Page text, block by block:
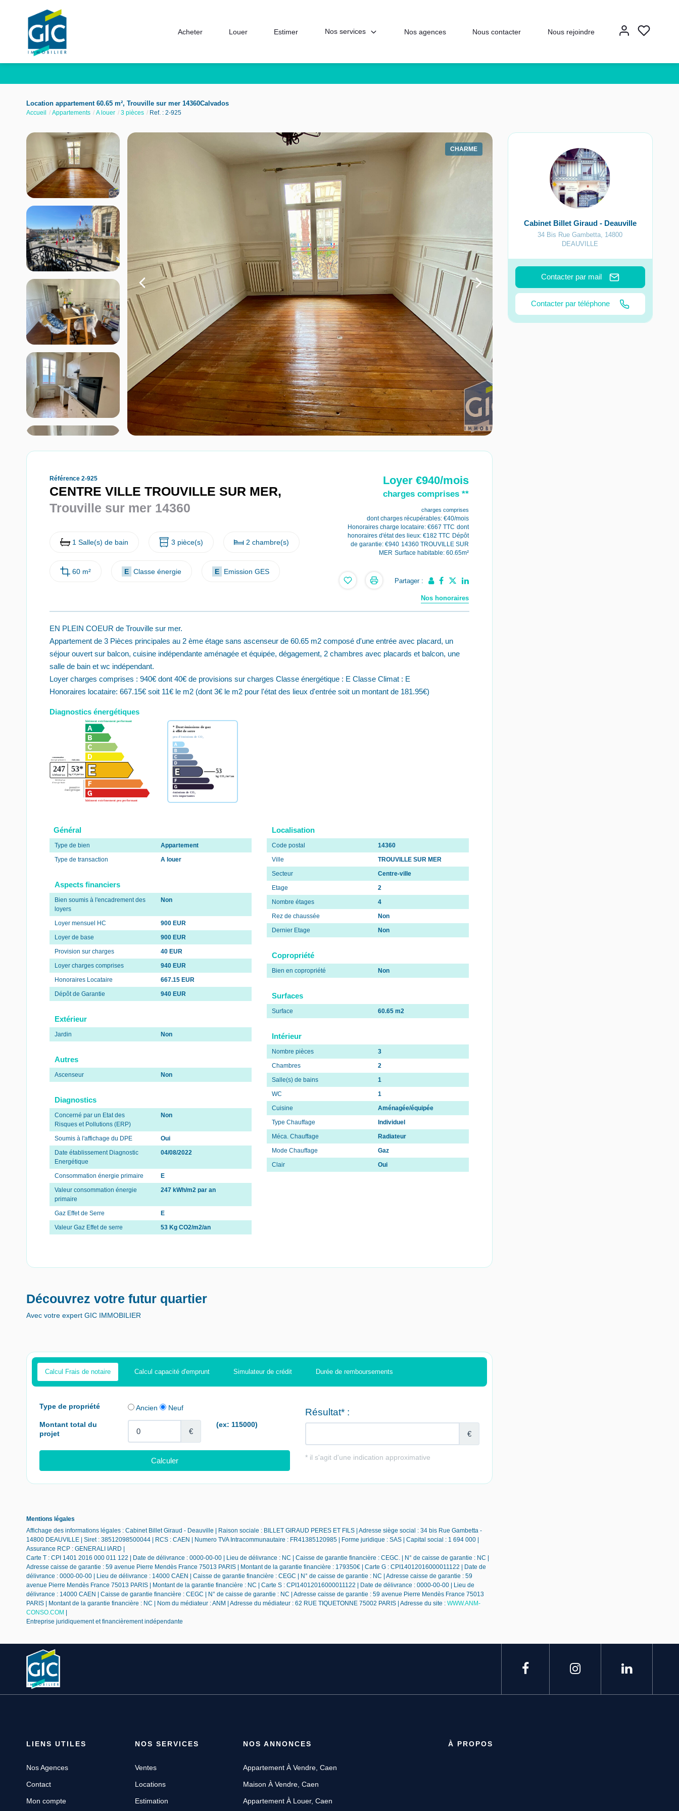
Acheter Louer Estimer Nos services Nos agences Nous contacter Nous rejoindre
Location appartement 60.65 m², Trouville sur mer 14360Calvados
Accueil Appartements A louer 3 pièces Ref. : 2-925
CHARME
Référence 2-925
CENTRE VILLE TROUVILLE SUR MER,
Trouville sur mer 14360
1 Salle(s) de bain 3 pièce(s) 2 chambre(s)
60 m² E Classe énergie E Emission GES
Loyer €940/mois
charges comprises **
charges comprises
dont charges récupérables: €40/mois
Honoraires charge locataire: €667 TTC dont
honoraires d'état des lieux: €182 TTC Dépôt
de garantie: €940 14360 TROUVILLE SUR
MER Surface habitable: 60.65m²
Partager :
Nos honoraires
EN PLEIN COEUR de Trouville sur mer.
Appartement de 3 Pièces principales au 2 ème étage sans ascenseur de 60.65 m2 composé d'une entrée avec placard, un
séjour ouvert sur balcon, cuisine indépendante aménagée et équipée, dégagement, 2 chambres avec placards et balcon, une
salle de bain et wc indépendant.
Loyer charges comprises : 940€ dont 40€ de provisions sur charges Classe énergétique : E Classe Climat : E
Honoraires locataire: 667.15€ soit 11€ le m2 (dont 3€ le m2 pour l'état des lieux d'entrée soit un montant de 181.95€)
Diagnostics énergétiques
Général
Type de bien
Appartement
Type de transaction
A louer
Localisation
Code postal
14360
Ville
TROUVILLE SUR MER
Secteur
Centre-ville
Etage
2
Nombre étages
4
Rez de chaussée
Non
Dernier Etage
Non
Aspects financiers
Bien soumis à l'encadrement des
loyers
Non
Loyer mensuel HC
900 EUR
Loyer de base
900 EUR
Provision sur charges
40 EUR
Loyer charges comprises
940 EUR
Honoraires Locataire
667.15 EUR
Dépôt de Garantie
940 EUR
Copropriété
Bien en copropriété Non
Surfaces
Surface 60.65 m2
Extérieur
Jardin Non Intérieur
Nombre pièces
3
Chambres
2
Salle(s) de bains
1
WC
1
Cuisine
Aménagée/équipée
Type Chauffage
Individuel
Méca. Chauffage
Radiateur
Mode Chauffage
Gaz
Clair
Oui
Autres
Ascenseur Non
Diagnostics
Concerné par un Etat des
Risques et Pollutions (ERP)
Non
Soumis à l'affichage du DPE
Oui
Date établissement Diagnostic
Energétique
04/08/2022
Consommation énergie primaire
E
Valeur consommation énergie
primaire
247 kWh/m2 par an
Gaz Effet de Serre
E
Valeur Gaz Effet de serre
53 Kg CO2/m2/an
Découvrez votre futur quartier
Avec votre expert GIC IMMOBILIER
Calcul Frais de notaire Calcul capacité d'emprunt Simulateur de crédit Durée de remboursements
Cabinet Billet Giraud - Deauville
34 Bis Rue Gambetta, 14800
DEAUVILLE
Contacter par mail
Contacter par téléphone
Mentions légales
Affichage des informations légales : Cabinet Billet Giraud - Deauville | Raison sociale : BILLET GIRAUD PERES ET FILS | Adresse siège social : 34 bis Rue Gambetta -
14800 DEAUVILLE | Siret : 38512098500044 | RCS : CAEN | Numero TVA Intracommunautaire : FR41385120985 | Forme juridique : SAS | Capital social : 1 694 000 |
Assurance RCP : GENERALI IARD |
Carte T : CPI 1401 2016 000 011 122 | Date de délivrance : 0000-00-00 | Lieu de délivrance : NC | Caisse de garantie financière : CEGC. | N° de caisse de garantie : NC |
Adresse caisse de garantie : 59 avenue Pierre Mendès France 75013 PARIS | Montant de la garantie financière : 179350€ | Carte G : CPI14012016000011122 | Date de
délivrance : 0000-00-00 | Lieu de délivrance : 14000 CAEN | Caisse de garantie financière : CEGC | N° de caisse de garantie : NC | Adresse caisse de garantie : 59
avenue Pierre Mendès France 75013 PARIS | Montant de la garantie financière : NC | Carte S : CPI14012016000011122 | Date de délivrance : 0000-00-00 | Lieu de
délivrance : 14000 CAEN | Caisse de garantie financière : CEGC | N° de caisse de garantie : NC | Adresse caisse de garantie : 59 avenue Pierre Mendès France 75013
PARIS | Montant de la garantie financière : NC | Nom du médiateur : ANM | Adresse du médiateur : 62 RUE TIQUETONNE 75002 PARIS | Adresse du site : WWW.ANM-
CONSO.COM |
Entreprise juridiquement et financièrement indépendante
LIENS UTILES
Nos Agences
Contact
Mon compte
NOS SERVICES
Ventes
Locations
Estimation
NOS ANNONCES
Appartement À Vendre, Caen
Maison À Vendre, Caen
Appartement À Louer, Caen
À PROPOS